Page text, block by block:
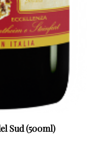
Sud (500ml)